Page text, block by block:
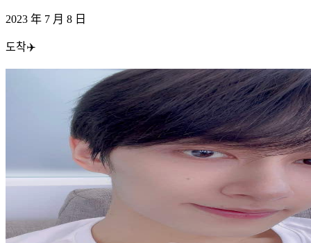
2023 年 7 月 8 日
도착✈️